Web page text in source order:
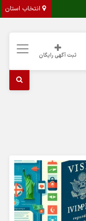
انتخاب استان
ثبت آگهی رایگان